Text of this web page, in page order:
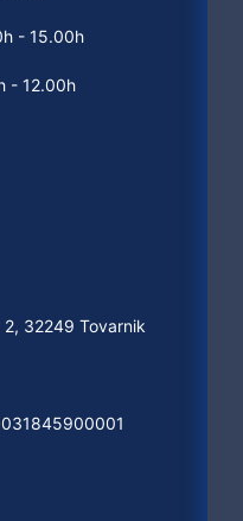
- 15.00h
- 12.00h
32249 Tovarnik